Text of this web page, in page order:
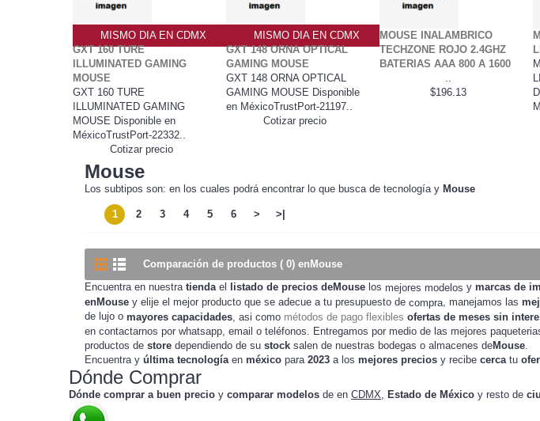
MISMO DIA EN CDMX
GXT 160 TURE
ILLUMINATED GAMING
MOUSE
GXT 160 TURE
ILLUMINATED GAMING
MOUSE Disponible en
MéxicoTrustPort-22332..
Cotizar precio
MISMO DIA EN CDMX
GXT 148 ORNA OPTICAL
GAMING MOUSE
GXT 148 ORNA OPTICAL
GAMING MOUSE Disponible
en MéxicoTrustPort-21197..
Cotizar precio
MOUSE INALAMBRICO
TECHZONE ROJO 2.4GHZ
BATERIAS AAA 800 A 1600
..
$196.13
Mouse
Los subtipos son: en los cuales podrá encontrar lo que busca de tecnología y Mouse
1 2 3 4 5 6 > >|
Comparación de productos ( 0) enMouse
Encuentra en nuestra tiendael listado de precios deMouse los mejores modelos y marcas de
enMouse y elije el mejor producto que se adecue a tu presupuesto de compra , manejamos las
de lujo o mayores capacidades , asi como métodos de pago flexibles ofertas de meses sin
en contactarnos por whatsapp, email o teléfonos. Entregamos por medio de las mejores
productos de store dependiendo de su stock salen de nuestras bodegas o almacenes deMouse
Encuentra y última tecnología en méxico para 2023 a los mejores precios y recibe cerca tu
Dónde Comprar
Dónde comprar a buen precio y comparar modelos de en CDMX Estado de México y resto de